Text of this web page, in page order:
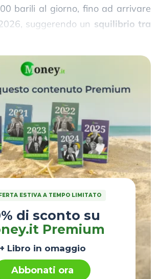
barili al giorno, fino ad arrivare
suggerendo un squilibrio tra
ESTIVA A TEMPO LIMITATO
di sconto su
Premium
+ Libro in omaggio
Abbonati ora